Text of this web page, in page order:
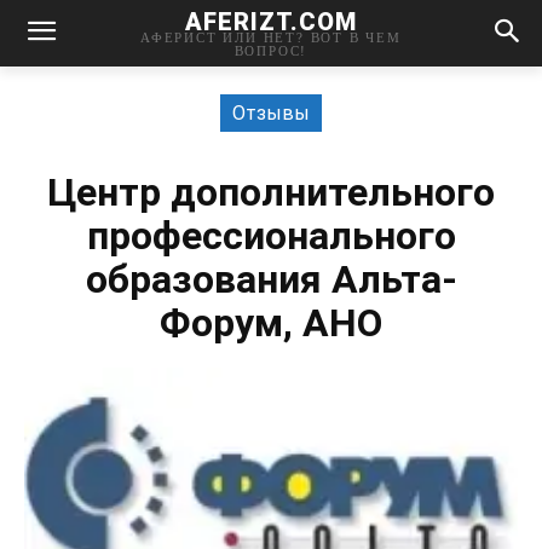
AFERIZT.COM
АФЕРИСТ ИЛИ НЕТ? ВОТ В ЧЕМ
ВОПРОС!
Отзывы
Центр дополнительного
профессионального
образования Альта-
Форум, АНО